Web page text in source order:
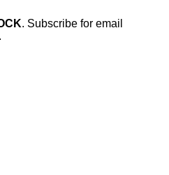
. Subscribe for email